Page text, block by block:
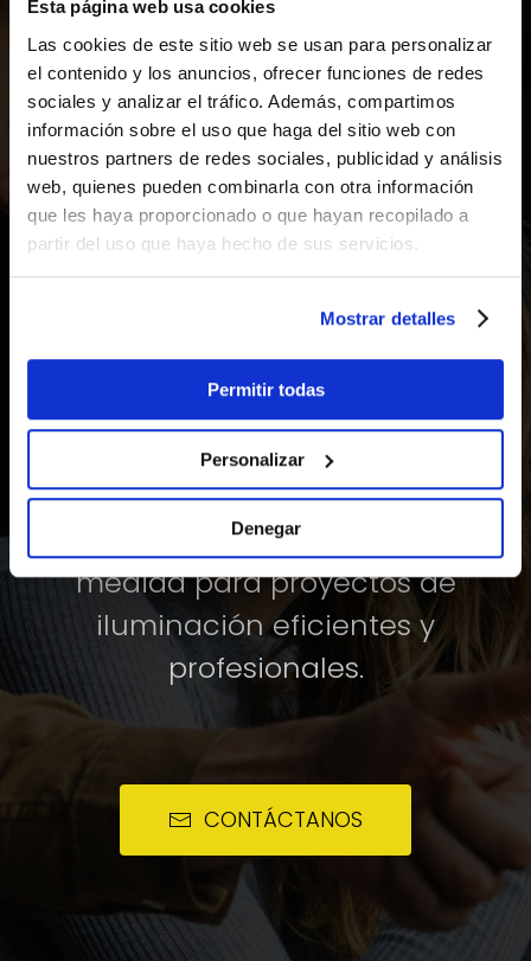
Esta página web usa cookies
Las cookies de este sitio web se usan para personalizar
el contenido y los anuncios, ofrecer funciones de redes
sociales y analizar el tráfico. Además, compartimos
información sobre el uso que haga del sitio web con
nuestros partners de redes sociales, publicidad y análisis
web, quienes pueden combinarla con otra información
que les haya proporcionado o que hayan recopilado a
partir del uso que haya hecho de sus servicios.
Mostrar detalles
Permitir todas
Personalizar
Denegar
PERFIL BAÑADOR
SUELO 25,4×70.
TRANSFORMA LA LUZ EN UNA
EXPERIENCIA DE DISEÑO Y
EFICIENCIA.
Asesoramiento técnico, estudios
luminotécnicos y soluciones a
medida para proyectos de
iluminación eficientes y
profesionales.
CONTÁCTANOS